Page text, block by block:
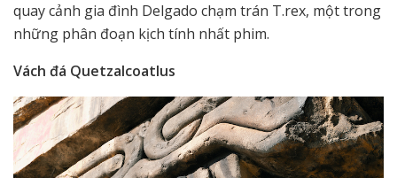
quay cảnh gia đình Delgado chạm trán T.rex, một trong
những phân đoạn kịch tính nhất phim.
Vách đá Quetzalcoatlus